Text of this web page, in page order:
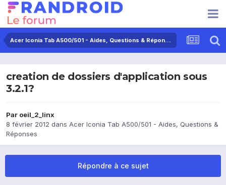
Acer Iconia Tab A500/501 - Aides, Questions & Réponses
creation de dossiers d'application sous
3.2.1?
Par oeil_2_linx
8 février 2012 dans Acer Iconia Tab A500/501 - Aides, Questions &
Réponses
Répondre à ce sujet